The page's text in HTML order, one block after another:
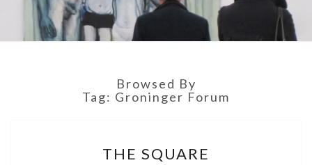
Browsed By
Tag: Groninger Forum
H
THE SQUARE